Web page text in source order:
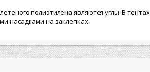
полиэтилена являются углы. В тентах
насадками на заклепках.